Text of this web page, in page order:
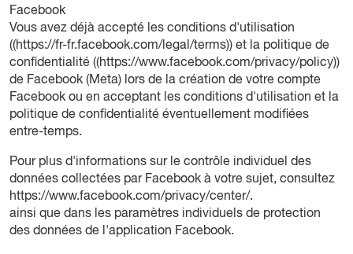
Facebook
Vous avez déjà accepté les conditions d'utilisation
((https://fr-fr.facebook.com/legal/terms)) et la politique de
confidentialité ((https://www.facebook.com/privacy/policy))
de Facebook (Meta) lors de la création de votre compte
Facebook ou en acceptant les conditions d'utilisation et la
politique de confidentialité éventuellement modifiées
entre-temps.
Pour plus d'informations sur le contrôle individuel des
données collectées par Facebook à votre sujet, consultez
https://www.facebook.com/privacy/center/.
ainsi que dans les paramètres individuels de protection
des données de l'application Facebook.